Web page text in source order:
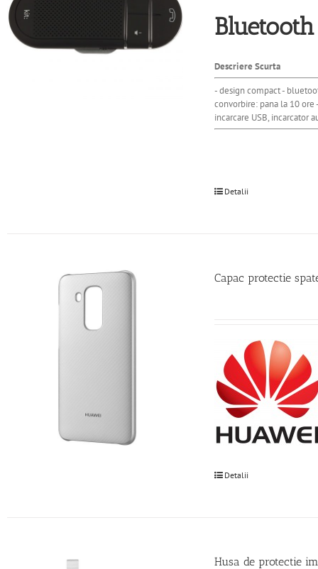
Descriere Scurta
- design compact -
convorbire: pana la 10
incarcare USB, incarcator
Detalii
Capac protectie
Detalii
Husa de protectie